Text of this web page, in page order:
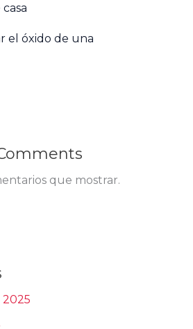
el óxido de una
que mostrar.